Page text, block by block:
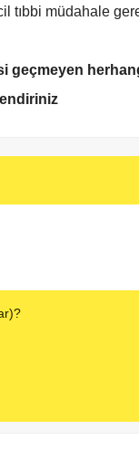
tıbbi müdahale
geçmeyen